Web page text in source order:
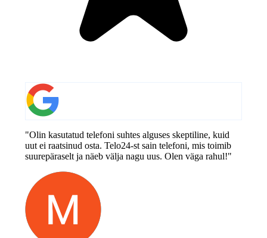
"Olin kasutatud telefoni suhtes alguses skeptiline, kuid
uut ei raatsinud osta. Telo24-st sain telefoni, mis toimib
suurepäraselt ja näeb välja nagu uus. Olen väga rahul!"